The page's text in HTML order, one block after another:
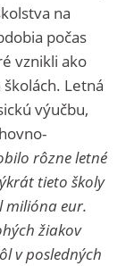
na
počas
vznikli ako
Letná
výučbu,
rôzne letné
tieto školy
milióna eur.
žiakov
v posledných